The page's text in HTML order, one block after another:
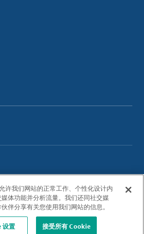
All Rights Reserved.
许我们网站的正常工作、个性化设计内
体功能并分析流量。我们还同社交媒
伴分享有关您使用我们网站的信息。
设置 接受所有 Cookie